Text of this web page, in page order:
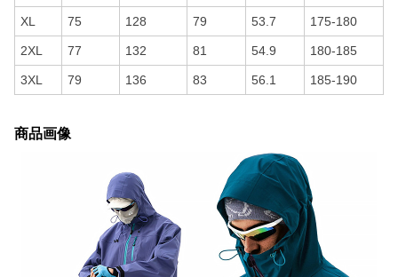
XL 75 128 79 53.7 175-180
2XL 77 132 81 54.9 180-185
3XL 79 136 83 56.1 185-190
商品画像